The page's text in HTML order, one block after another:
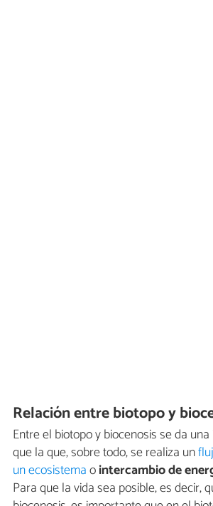
Relación entre biotopo y
Entre el biotopo y biocenosis se da
que la que, sobre todo, se realiza un
un ecosistemaointercambio de
Para que la vida sea posible, es decir,